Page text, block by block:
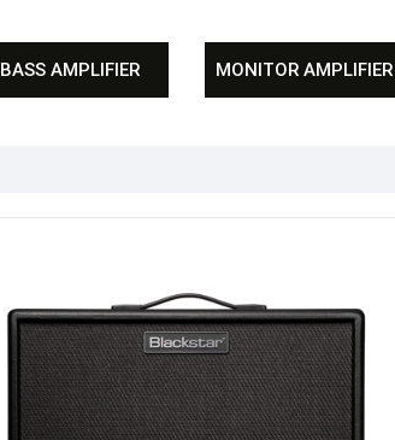
BASS AMPLIFIER MONITOR AMPLIFIER